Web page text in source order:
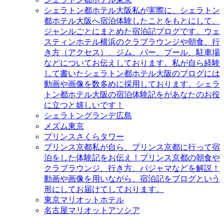
シェラトン都ホテル大阪私が実際に、シェラトン
都ホテル大阪へ宿泊体験したことをもとにして、
ジャンルごとにまとめた宿泊記ブログです。ウェ
スティンホテル横浜のクラブラウンジや朝食、行
き方（アクセス）、ジム、バー、プール、駐車場
などについてお伝えしております。私が自ら経験
して書いたシェラトン都ホテル大阪のブログには
動画や画像を数多めに採用しております。シェラ
トン都ホテル大阪の宿泊体験記をがあなたのお役
に立つと嬉しいです！
シェラトングランデ広島
メズム東京
プリンスさくらタワー
プリンス京都私が自ら、プリンス京都に行って宿
泊をした体験記をお伝え！プリンス京都の朝食や
クラブラウンジ、行き方、パジャマなどを解説！
動画や画像を用いながら、宿泊記をブログという
形にしてお届けてしております。
東京マリオットホテル
名古屋マリオットアソシア